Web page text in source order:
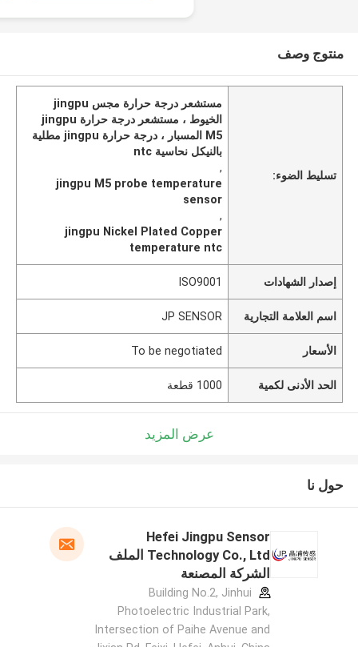
منتوج وصف
تسليط الضوء:
مستشعر درجة حرارة مجس jingpu
الخيوط ، مستشعر درجة حرارة jingpu
M5 المسبار ، درجة حرارة jingpu مطلية
بالنيكل نحاسية ntc
,
jingpu M5 probe temperature
sensor
,
jingpu Nickel Plated Copper
temperature ntc
إصدار الشهادات ISO9001
اسم العلامة التجارية JP SENSOR
الأسعار To be negotiated
الحد الأدنى لكمية 1000 قطعة
عرض المزيد
حول نا
Hefei Jingpu Sensor
Technology Co., Ltd الملف
الشركة المصنعة
Building No.2, Jinhui
Photoelectric Industrial Park,
Intersection of Paihe Avenue and